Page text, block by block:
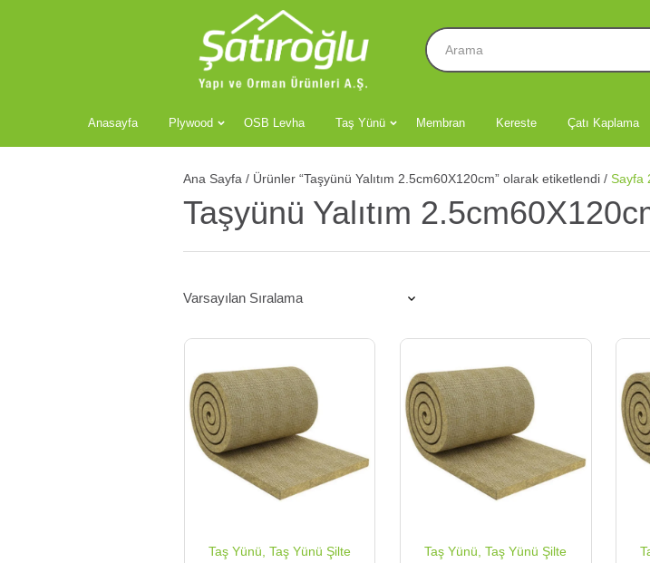
Anasayfa Plywood OSB Levha Taş Yünü Membran Kereste Çatı Kaplama
Ana Sayfa / Ürünler “Taşyünü Yalıtım 2.5cm60X120cm” olarak etiketlendi / Sayfa
Taşyünü Yalıtım
Taş Yünü,Taş Yünü Şilte Taş Yünü,Taş Yünü Şilte